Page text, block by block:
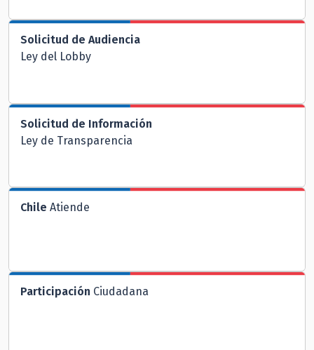
Solicitud de Audiencia
Ley del Lobby
Solicitud de Información
Ley de Transparencia
Chile Atiende
Participación Ciudadana